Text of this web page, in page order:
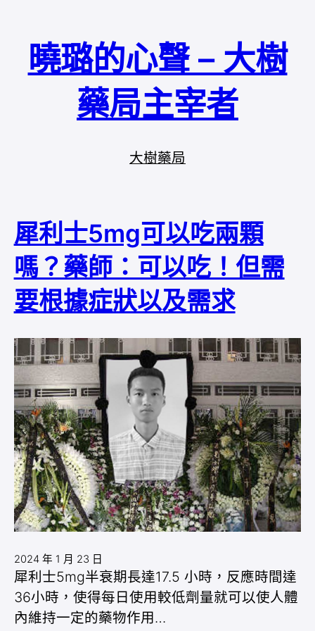
曉璐的心聲 – 大樹
藥局主宰者
大樹藥局
犀利士5mg可以吃兩顆
嗎？藥師：可以吃！但需
要根據症狀以及需求
2024 年 1 月 23 日
犀利士5mg半衰期長達17.5 小時，反應時間達
36小時，使得每日使用較低劑量就可以使人體
內維持一定的藥物作用…